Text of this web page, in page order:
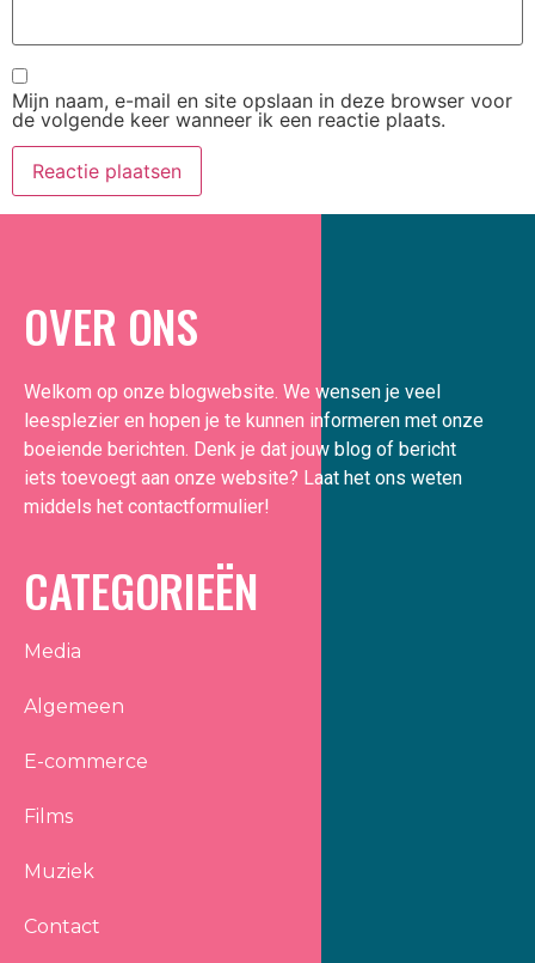
Mijn naam, e-mail en site opslaan in deze browser voor
de volgende keer wanneer ik een reactie plaats.
OVER ONS
Welkom op onze blogwebsite. We wensen je veel
leesplezier en hopen je te kunnen informeren met onze
boeiende berichten. Denk je dat jouw blog of bericht
iets toevoegt aan onze website? Laat het ons weten
middels het contactformulier!
CATEGORIEËN
Media
Algemeen
E-commerce
Films
Muziek
Contact